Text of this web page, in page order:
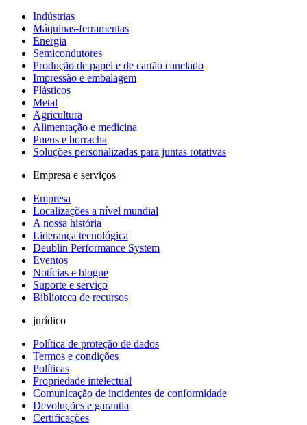
Indústrias
Máquinas-ferramentas
Energia
Semicondutores
Produção de papel e de cartão canelado
Impressão e embalagem
Plásticos
Metal
Agricultura
Alimentação e medicina
Pneus e borracha
Soluções personalizadas para juntas rotativas
Empresa e serviços
Empresa
Localizações a nível mundial
A nossa história
Liderança tecnológica
Deublin Performance System
Eventos
Notícias e blogue
Suporte e serviço
Biblioteca de recursos
jurídico
Política de proteção de dados
Termos e condições
Políticas
Propriedade intelectual
Comunicação de incidentes de conformidade
Devoluções e garantia
Certificações